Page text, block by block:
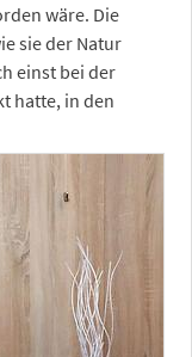
wäre. Die
sie der Natur
einst bei der
hatte, in den